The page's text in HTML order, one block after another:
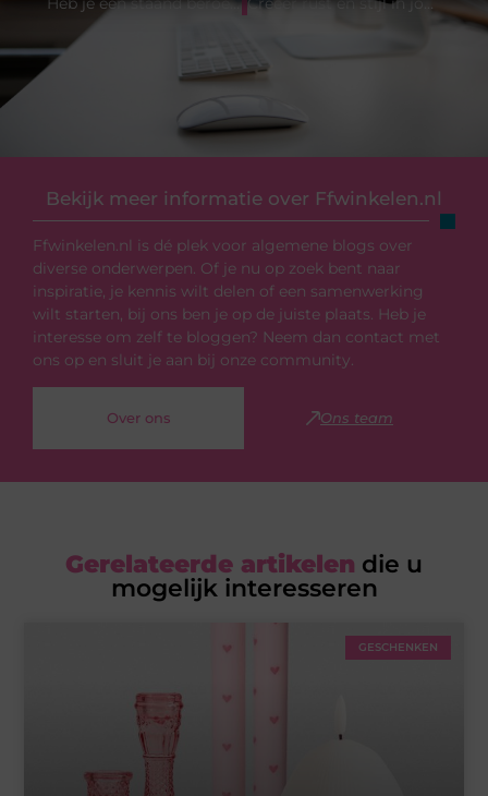
Bekijk meer informatie over Ffwinkelen.nl
Ffwinkelen.nl is dé plek voor algemene blogs over
diverse onderwerpen. Of je nu op zoek bent naar
inspiratie, je kennis wilt delen of een samenwerking
wilt starten, bij ons ben je op de juiste plaats. Heb je
interesse om zelf te bloggen? Neem dan contact met
ons op en sluit je aan bij onze community.
Over ons Ons team
Gerelateerde artikelen die u
mogelijk interesseren
GESCHENKEN